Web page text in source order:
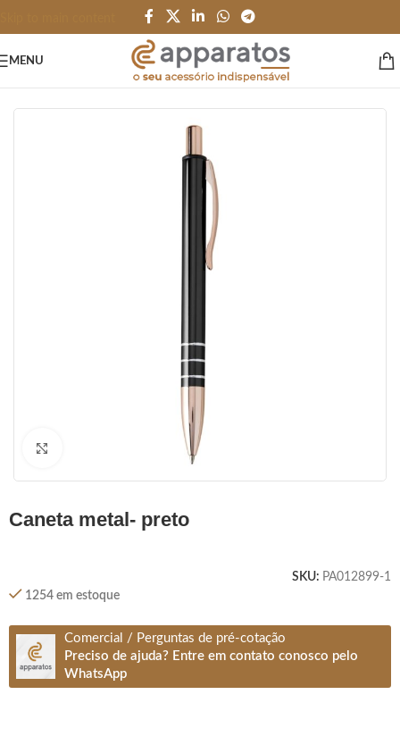
MENU
CANETAS LÁPIS e AFINS/Metal Premium
caneta metal- preto
SKU: PA012899-1
1254 em estoque
Comercial / Perguntas de pré-cotação
Preciso de ajuda? Entre em contato conosco pelo
WhatsApp